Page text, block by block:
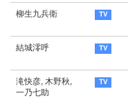
柳生九兵衛
結城澪呼
滝快彦, 木野秋,
一乃七助